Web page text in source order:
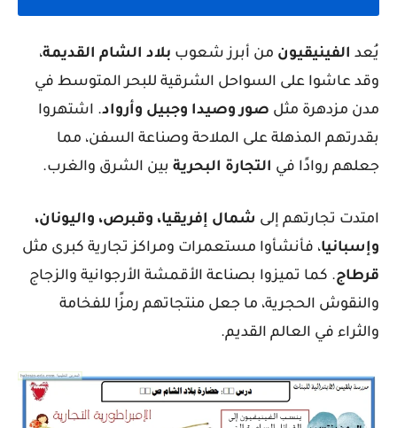
يُعد الفينيقيون من أبرز شعوب بلاد الشام القديمة،
وقد عاشوا على السواحل الشرقية للبحر المتوسط في
مدن مزدهرة مثل صور وصيدا وجبيل وأرواد. اشتهروا
بقدرتهم المذهلة على الملاحة وصناعة السفن، مما
جعلهم روادًا في التجارة البحرية بين الشرق والغرب.
امتدت تجارتهم إلى شمال إفريقيا، وقبرص، واليونان،
وإسبانيا، فأنشأوا مستعمرات ومراكز تجارية كبرى مثل
قرطاج. كما تميزوا بصناعة الأقمشة الأرجوانية والزجاج
والنقوش الحجرية، ما جعل منتجاتهم رمزًا للفخامة
والثراء في العالم القديم.